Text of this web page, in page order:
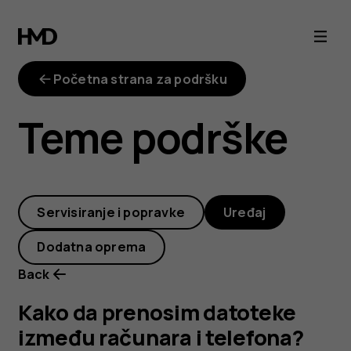
Kako
da
prenosim
datoteke
između
računara
telefona?
Početna strana za podršku
Teme podrške
Servisiranje i popravke Uređaj
Dodatna oprema
Back
Kako da prenosim datoteke
između računara i telefona?